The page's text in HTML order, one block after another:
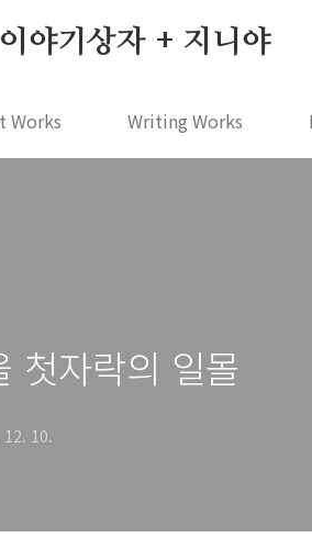
야기상자 + 지니야
Works Writing Works
첫자락의 일몰
12. 10.